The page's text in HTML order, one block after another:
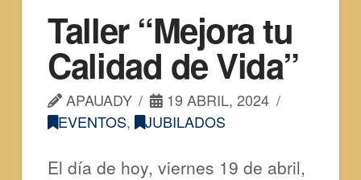
Taller “Mejora tu
Calidad de Vida”
APAUADY
19 ABRIL, 2024
EVENTOS, JUBILADOS
El día de hoy, viernes 19 de abril,